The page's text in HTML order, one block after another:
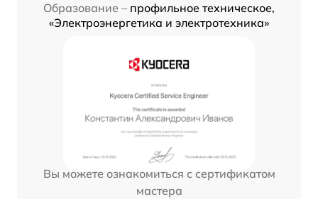
Образование – профильное техническое,
«Электроэнергетика и электротехника»
Вы можете ознакомиться с сертификатом
мастера